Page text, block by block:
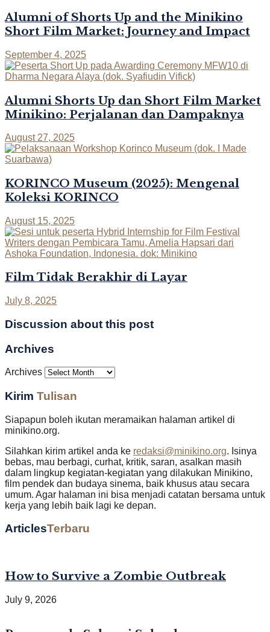
Alumni of Shorts Up and the Minikino
Short Film Market: Journey and Impact
September 4, 2025
Alumni Shorts Up dan Short Film Market
Minikino: Perjalanan dan Dampaknya
August 27, 2025
KORINCO Museum (2025): Mengenal
Koleksi KORINCO
August 15, 2025
Film Tidak Berakhir di Layar
July 8, 2025
Discussion about this post
Archives
Archives
Kirim Tulisan
Siapapun boleh ikutan meramaikan halaman artikel di
minikino.org.
Silahkan kirim artikel anda ke redaksi@minikino.org. Isinya
bebas, mau berbagi, curhat, kritik, saran, asalkan masih
dalam lingkup kegiatan-kegiatan yang dilakukan Minikino,
film pendek dan budaya sinema, baik khusus atau secara
umum. Agar halaman ini bisa menjadi catatan bersama untuk
kerja yang lebih baik lagi ke depan.
ArticlesTerbaru
How to Survive a Zombie Outbreak
July 9, 2026